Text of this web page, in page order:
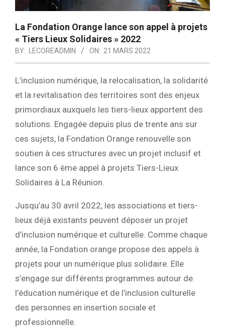
La Fondation Orange lance son appel à projets
« Tiers Lieux Solidaires » 2022
BY: LECOREADMIN ON: 21 MARS 2022
L’inclusion numérique, la relocalisation, la solidarité
et la revitalisation des territoires sont des enjeux
primordiaux auxquels les tiers-lieux apportent des
solutions. Engagée depuis plus de trente ans sur
ces sujets, la Fondation Orange renouvelle son
soutien à ces structures avec un projet inclusif et
lance son 6 ème appel à projets Tiers-Lieux
Solidaires à La Réunion.
Jusqu’au 30 avril 2022, les associations et tiers-
lieux déjà existants peuvent déposer un projet
d’inclusion numérique et culturelle. Comme chaque
année, la Fondation orange propose des appels à
projets pour un numérique plus solidaire. Elle
s’engage sur différents programmes autour de
l’éducation numérique et de l’inclusion culturelle
des personnes en insertion sociale et
professionnelle.